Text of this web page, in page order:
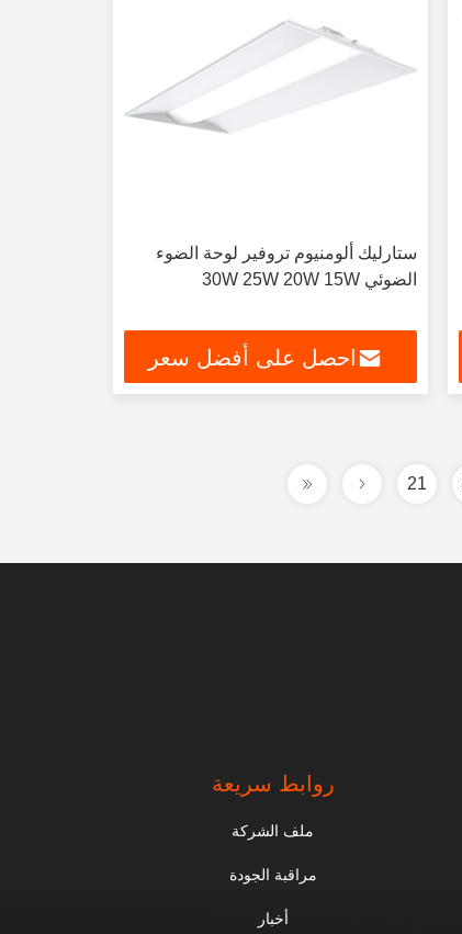
ستارليك ألومنيوم تروفير لوحة الضوء
الضوئي 30W 25W 20W 15W
احصل على أفضل سعر
21
روابط سريعة
ملف الشركة
مراقبة الجودة
أخبار